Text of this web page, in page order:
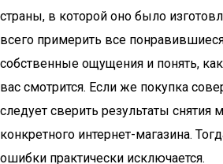
страны, в которой оно было
всего примерить все
собственные ощущения и понять,
вас смотрится. Если же покупка
следует сверить результаты снятия
конкретного интернет-магазина.
ошибки практически исключается.